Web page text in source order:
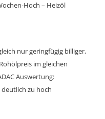
Hoch – Heizöl
nur geringfügig billiger,
im gleichen
Auswertung:
zu hoch